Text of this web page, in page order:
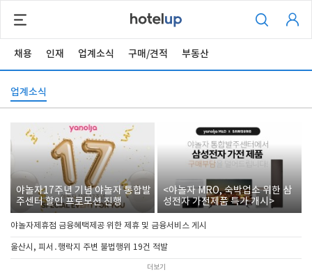
채용 인재 업계소식 구매/견적 부동산
업계소식
야놀자17주년 기념 야놀자 통합발
주센터 할인 프로모션 진행
<야놀자 MRO, 숙박업소 위한 삼
성전자 가전제품 특가 개시>
야놀자제휴점 금융혜택제공 위한 제휴 및 금융서비스 게시
울산시, 피서․행락지 주변 불법행위 19건 적발
더보기